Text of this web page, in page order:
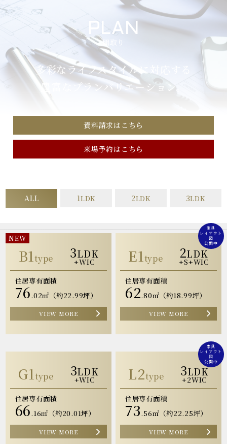
PLAN
間取り
多彩なライフスタイルに対応する
豊富なプランバリエーション。
資料請求はこちら
来場予約はこちら
ALL 1LDK 2LDK 3LDK
NEW
B1type 3LDK
+WIC
住居専有面積
76.02㎡（約22.99坪）
VIEW MORE
家具
レイアウト
図
公開中
E1type 2LDK
+S+WIC
住居専有面積
62.80㎡（約18.99坪）
VIEW MORE
G1type 3LDK
+WIC
住居専有面積
66.16㎡（約20.01坪）
VIEW MORE
家具
レイアウト
図
公開中
L2type 3LDK
+2WIC
住居専有面積
73.56㎡（約22.25坪）
VIEW MORE